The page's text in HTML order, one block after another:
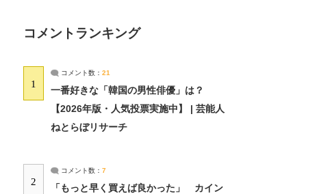
コメントランキング
1
コメント数： 21
一番好きな「韓国の男性俳優」は？
【2026年版・人気投票実施中】 | 芸能人
ねとらぼリサーチ
2
コメント数： 7
「もっと早く買えば良かった」 カイン